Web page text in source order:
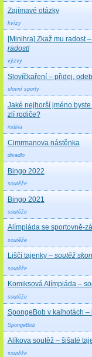
kvízy
Zajímavé otázky
výzvy
[Minihra] Zkaž mu radost–
radost!
slovní sporty
Slovíčkaření – přidej,
rodina
Jaké nejhorší jméno
zlí rodiče?
divadlo
Cimrmanova nástěnka
soutěže
Bingo 2022
soutěže
Bingo 2021
soutěže
Alímpiáda se sportovně-
soutěže
Liščí tajenky– soutěž
soutěže
Komiksová Alímpiáda–
SpongeBob
SpongeBob v kalhotách –
soutěže
Alíkova soutěž – šišaté